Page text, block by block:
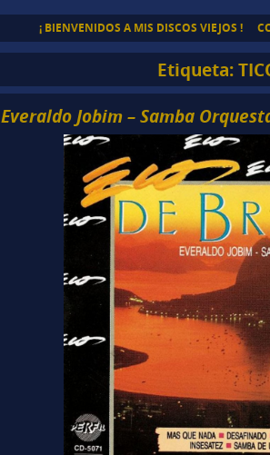
¡ BIENVENIDOS A MIS DISCOS VIEJOS !
Etiqueta:
Everaldo Jobim – Samba